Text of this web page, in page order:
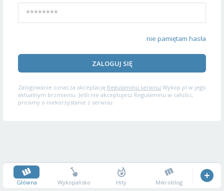
nie pamiętam hasła
ZALOGUJ SIĘ
Zalogowanie oznacza akceptację Regulaminu serwisu Wykop.pl w jego
aktualnym brzmieniu. Jeśli nie akceptujesz Regulaminu w całości,
prosimy o niekorzystanie z serwisu.
Główna Wykopalisko Hity Mikroblog